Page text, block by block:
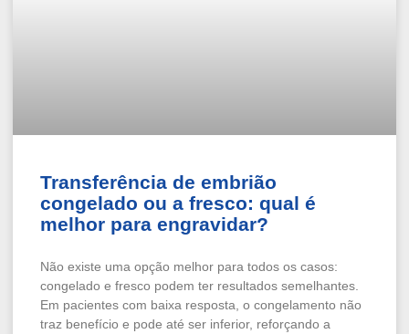
Transferência de embrião
congelado ou a fresco: qual é
melhor para engravidar?
Não existe uma opção melhor para todos os casos:
congelado e fresco podem ter resultados semelhantes.
Em pacientes com baixa resposta, o congelamento não
traz benefício e pode até ser inferior, reforçando a